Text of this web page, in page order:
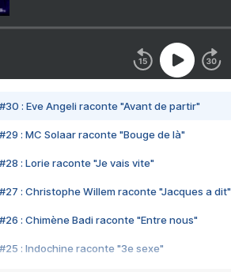
#30 : Eve Angeli raconte "Avant de partir"
#29 : MC Solaar raconte "Bouge de là"
#28 : Lorie raconte "Je vais vite"
#27 : Christophe Willem raconte "Jacques a dit"
#26 : Chimène Badi raconte "Entre nous"
#25 : Indochine raconte "3e sexe"